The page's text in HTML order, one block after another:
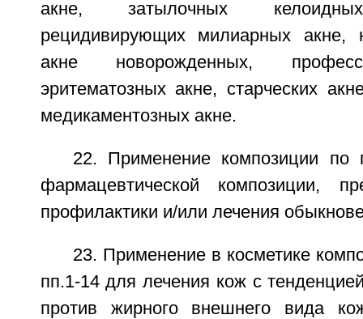
акне, затылочных
рецидивирующих милиарных акне,
акне новорожденных,
эритематозных акне, старческих
медикаментозных акне.
22. Применение композиции по
фармацевтической композиции,
профилактики и/или лечения
23. Применение в косметике
пп.1-14 для лечения кож с
против жирного внешнего вида